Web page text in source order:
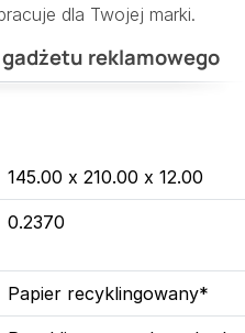
dla Twojej marki.
reklamowego
145.00 x 210.00 x 12.00
0.2370
Papier recyklingowany*